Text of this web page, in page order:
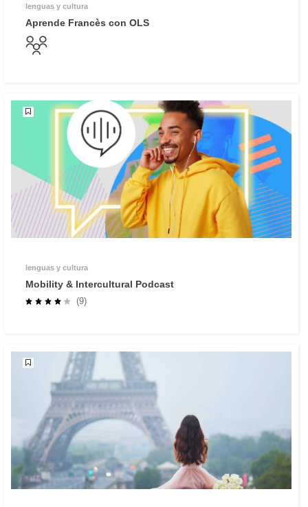
lenguas y cultura
Aprende Francès con OLS
lenguas y cultura
Mobility & Intercultural Podcast
(9)